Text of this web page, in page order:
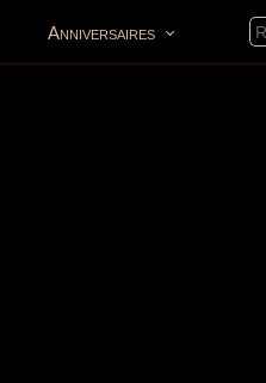
Anniversaires